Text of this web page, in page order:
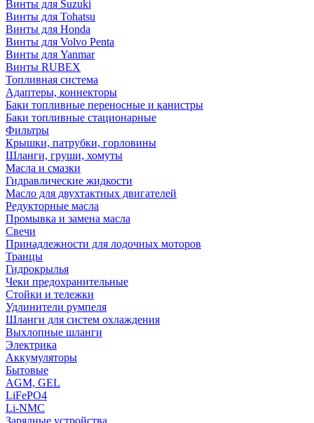
Винты для Suzuki
Винты для Tohatsu
Винты для Honda
Винты для Volvo Penta
Винты для Yanmar
Винты RUBEX
Топливная система
Адаптеры, коннекторы
Баки топливные переносные и канистры
Баки топливные стационарные
Фильтры
Крышки, патрубки, горловины
Шланги, груши, хомуты
Масла и смазки
Гидравлические жидкости
Масло для двухтактных двигателей
Редукторные масла
Промывка и замена масла
Свечи
Принадлежности для лодочных моторов
Транцы
Гидрокрылья
Чеки предохранительные
Стойки и тележки
Удлинители румпеля
Шланги для систем охлаждения
Выхлопные шланги
Электрика
Аккумуляторы
Бытовые
AGM, GEL
LiFePO4
Li-NMC
Зарядные устройства